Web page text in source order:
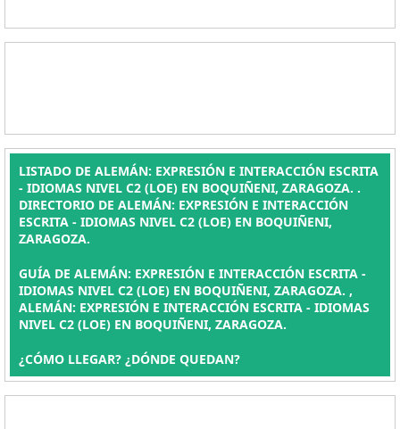
LISTADO DE ALEMÁN: EXPRESIÓN E INTERACCIÓN ESCRITA
- IDIOMAS NIVEL C2 (LOE) EN BOQUIÑENI, ZARAGOZA. .
DIRECTORIO DE ALEMÁN: EXPRESIÓN E INTERACCIÓN
ESCRITA - IDIOMAS NIVEL C2 (LOE) EN BOQUIÑENI,
ZARAGOZA.
GUÍA DE ALEMÁN: EXPRESIÓN E INTERACCIÓN ESCRITA -
IDIOMAS NIVEL C2 (LOE) EN BOQUIÑENI, ZARAGOZA. ,
ALEMÁN: EXPRESIÓN E INTERACCIÓN ESCRITA - IDIOMAS
NIVEL C2 (LOE) EN BOQUIÑENI, ZARAGOZA.
¿CÓMO LLEGAR? ¿DÓNDE QUEDAN?